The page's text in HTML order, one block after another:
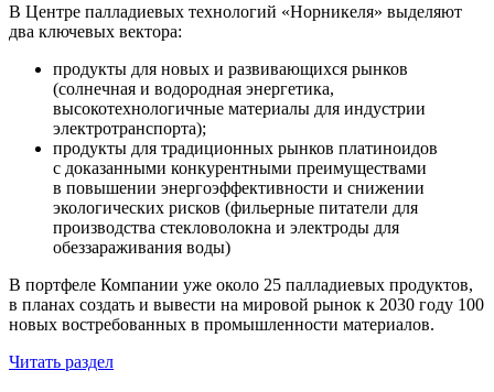
В Центре палладиевых технологий «Норникеля» выделяют
два ключевых вектора:
продукты для новых и развивающихся рынков
(солнечная и водородная энергетика,
высокотехнологичные материалы для индустрии
электротранспорта);
продукты для традиционных рынков платиноидов
с доказанными конкурентными преимуществами
в повышении энергоэффективности и снижении
экологических рисков (фильерные питатели для
производства стекловолокна и электроды для
обеззараживания воды)
В портфеле Компании уже около 25 палладиевых продуктов,
в планах создать и вывести на мировой рынок к 2030 году 100
новых востребованных в промышленности материалов.
Читать раздел